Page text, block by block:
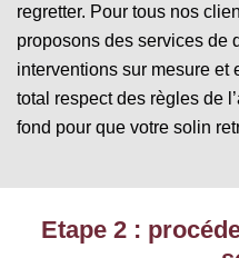
regretter. Pour tous nos
proposons des services de
interventions sur mesure et
total respect des règles de
fond pour que votre solin
Etape 2 :